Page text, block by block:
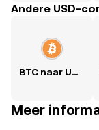
Andere USD-
BTC naar USD
Meer